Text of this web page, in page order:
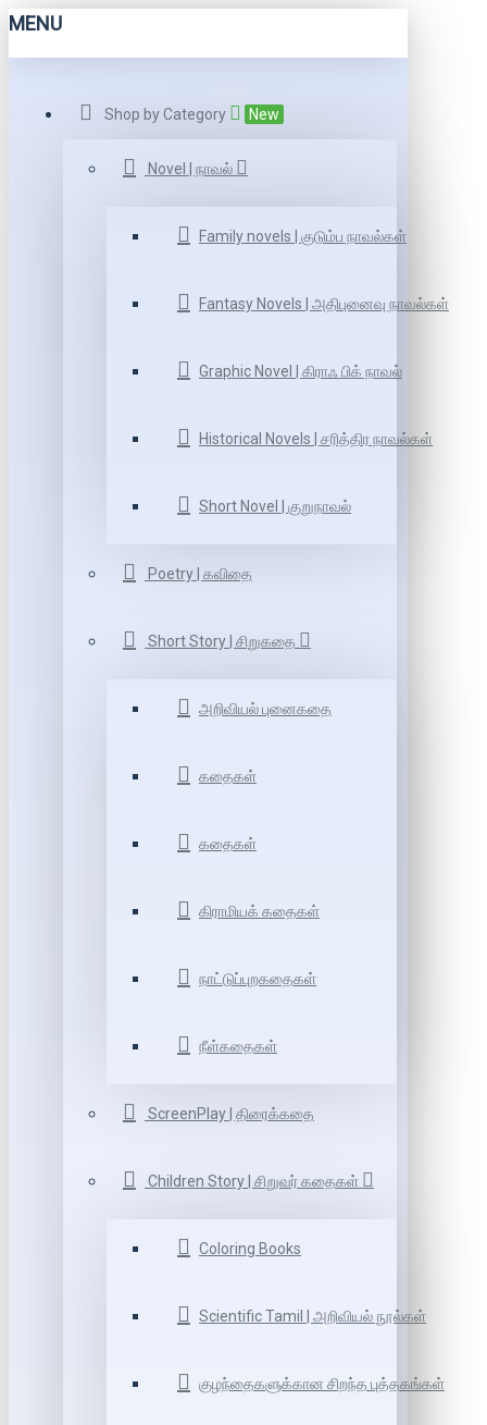
MENU
Shop by Category New
Novel | நாவல்
Family novels | குடும்ப நாவல்கள்
Fantasy Novels | அதிபுனைவு நாவல்கள்
Graphic Novel | கிராஃ பிக் நாவல்
Historical Novels | சரித்திர நாவல்கள்
Short Novel | குறுநாவல்
Poetry | கவிதை
Short Story | சிறுகதை
அறிவியல் புனைகதை
கதைகள்
கதைகள்
கிராமியக் கதைகள்
நாட்டுப்புறகதைகள்
நீள்கதைகள்
ScreenPlay | திரைக்கதை
Children Story | சிறுவர் கதைகள்
Coloring Books
Scientific Tamil | அறிவியல் நூல்கள்
குழந்தைகளுக்கான சிறந்த புத்தகங்கள்